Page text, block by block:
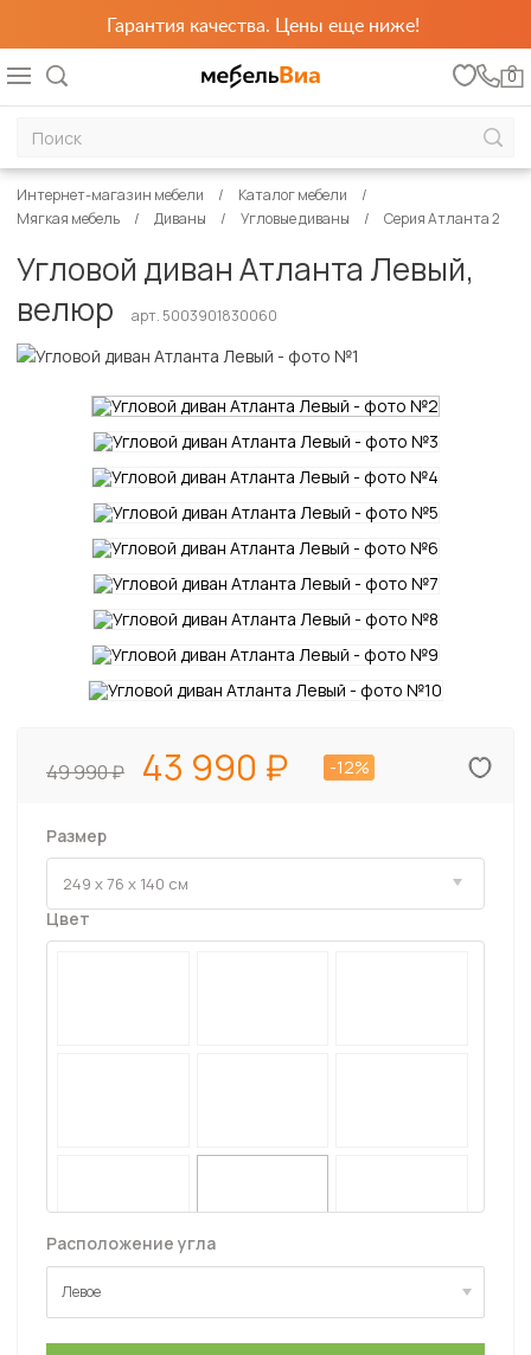
Гарантия качества. Цены еще ниже!
0
Интернет-магазин мебели
Каталог мебели
Мягкая мебель
Диваны Угловые диваны Серия Атланта 2
Угловой диван Атланта Левый,
велюр
арт. 5003901830060
49 990 43 990 -12%
Размер
Цвет
Расположение угла
Левое
Левое